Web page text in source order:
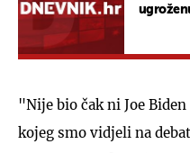
"Nije bio čak ni Joe
kojeg smo vidjeli na